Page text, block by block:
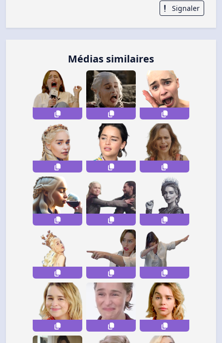
Signaler
Médias similaires